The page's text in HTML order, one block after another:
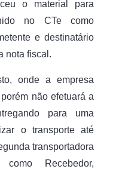
o material para
no CTe como
e destinatário
nota fiscal.
onde a empresa
não efetuará a
para uma
o transporte até
transportadora
Recebedor,